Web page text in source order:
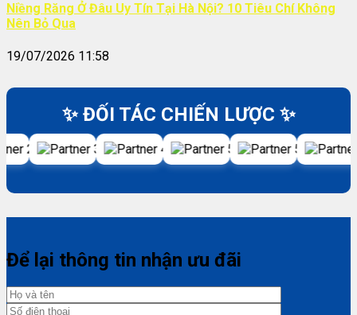
Niềng Răng Ở Đâu Uy Tín Tại Hà Nội? 10 Tiêu Chí Không
Nên Bỏ Qua
19/07/2026 11:58
✨ ĐỐI TÁC CHIẾN LƯỢC ✨
Để lại thông tin nhận ưu đãi